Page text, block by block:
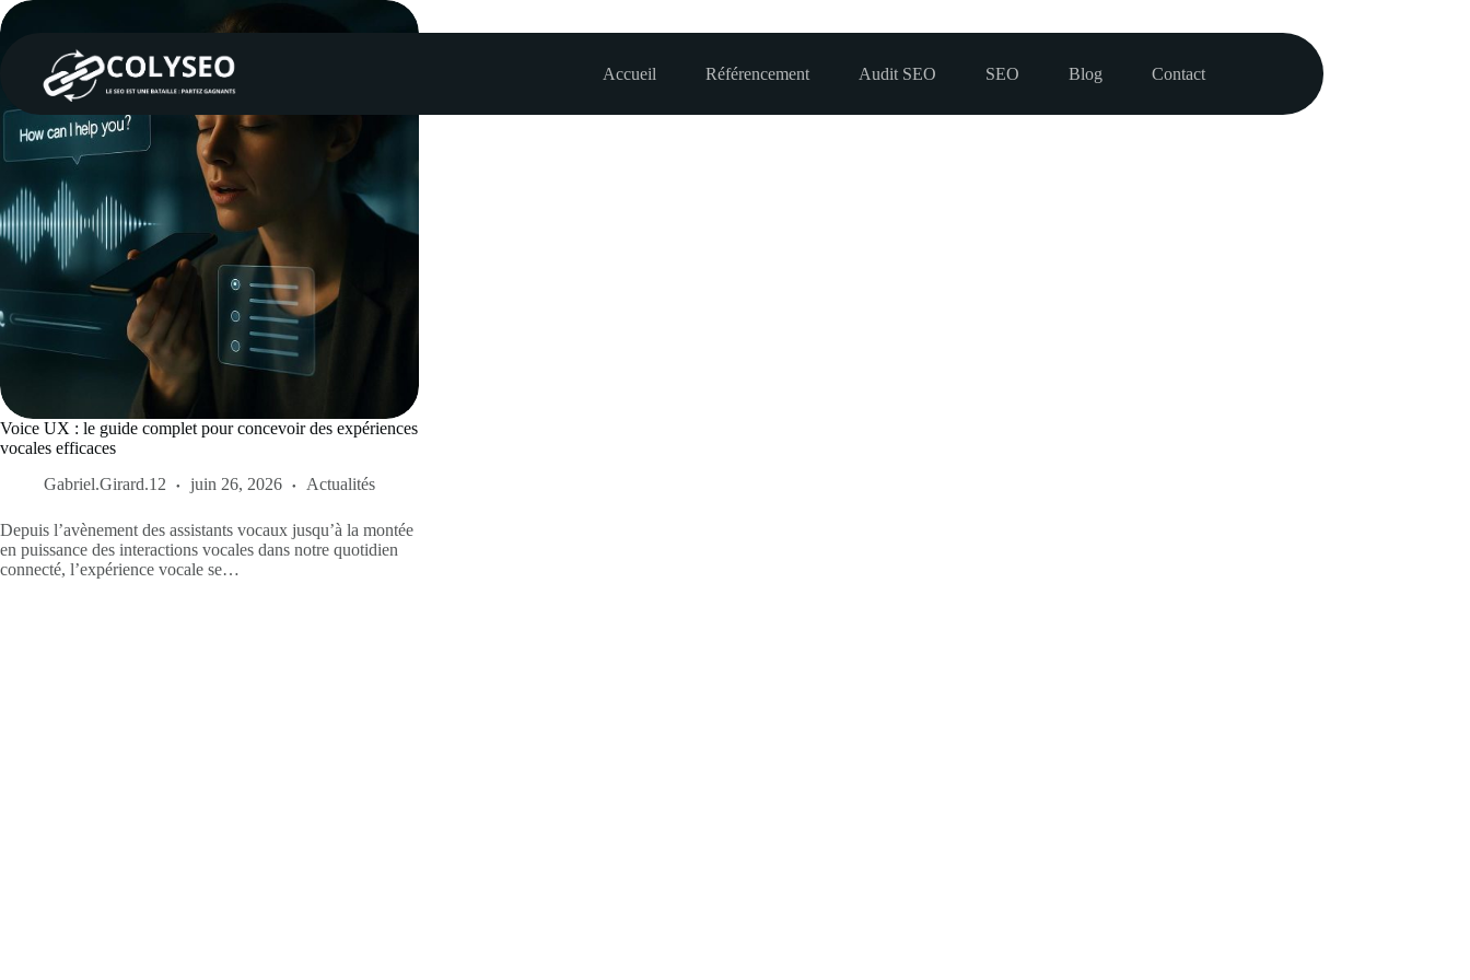
Passer
au
Accueil
Référencement Audit SEO SEO Blog Contact
Voice UX : le guide complet pour concevoir des expériences
vocales efficaces
Gabriel.Girard.12
juin 26, 2026 Actualités
Depuis l’avènement des assistants vocaux jusqu’à la montée
en puissance des interactions vocales dans notre quotidien
connecté, l’expérience vocale se…